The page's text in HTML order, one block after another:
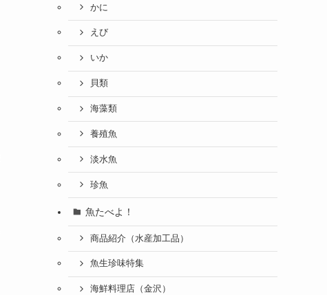
かに
えび
いか
貝類
海藻類
養殖魚
淡水魚
珍魚
魚たべよ！
商品紹介（水産加工品）
魚生珍味特集
海鮮料理店（金沢）